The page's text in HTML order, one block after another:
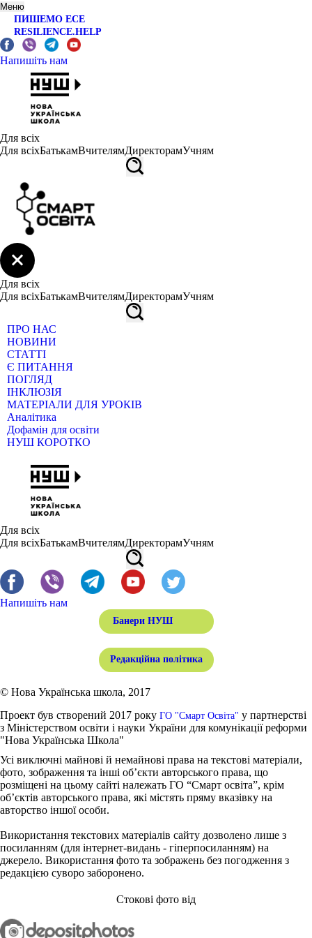
Меню
ПИШЕМО ЕСЕ
RESILIENCE.HELP
Напишіть нам
Для всіх
Для всіхБатькамВчителямДиректорамУчням
Для всіх
Для всіхБатькамВчителямДиректорамУчням
ПРО НАС
НОВИНИ
СТАТТІ
Є ПИТАННЯ
ПОГЛЯД
ІНКЛЮЗІЯ
МАТЕРІАЛИ ДЛЯ УРОКІВ
Аналітика
Дофамін для освіти
НУШ КОРОТКО
Для всіх
Для всіхБатькамВчителямДиректорамУчням
Напишіть нам
Банери НУШ
Редакційна політика
© Нова Українська школа, 2017
Проект був створений 2017 року ГО "Смарт Освіта" у партнерстві
з Міністерством освіти і науки України для комунікації реформи
"Нова Українська Школа"
Усі виключні майнові й немайнові права на текстові матеріали,
фото, зображення та інші об’єкти авторського права, що
розміщені на цьому сайті належать ГО “Смарт освіта”, крім
об’єктів авторського права, які містять пряму вказівку на
авторство іншої особи.
Використання текстових матеріалів сайту дозволено лише з
посиланням (для інтернет-видань - гіперпосиланням) на
джерело. Використання фото та зображень без погодження з
редакцією суворо заборонено.
Стокові фото від